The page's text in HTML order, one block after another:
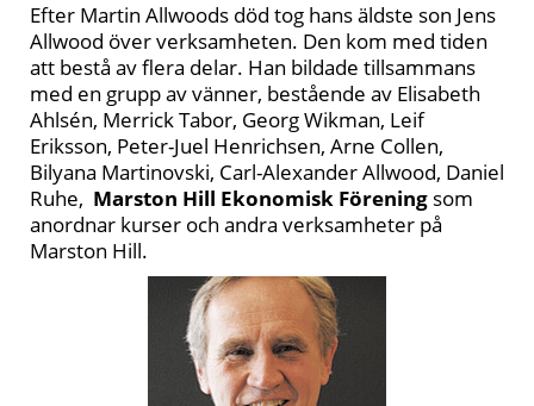
Efter Martin Allwoods död tog hans äldste son Jens
Allwood över verksamheten. Den kom med tiden
att bestå av flera delar. Han bildade tillsammans
med en grupp av vänner, bestående av Elisabeth
Ahlsén, Merrick Tabor, Georg Wikman, Leif
Eriksson, Peter-Juel Henrichsen, Arne Collen,
Bilyana Martinovski, Carl-Alexander Allwood, Daniel
Ruhe, Marston Hill Ekonomisk Förening som
anordnar kurser och andra verksamheter på
Marston Hill.